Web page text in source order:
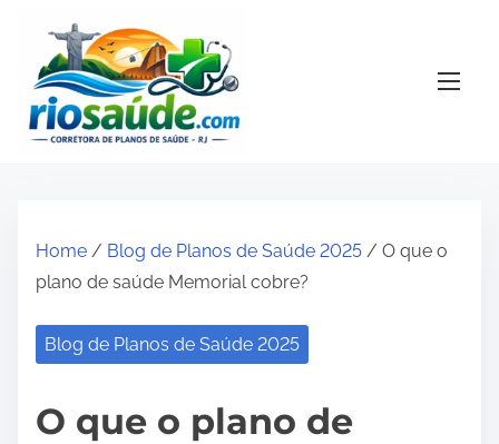
Home / Blog de Planos de Saúde 2025 / O que o
plano de saúde Memorial cobre?
Blog de Planos de Saúde 2025
O que o plano de